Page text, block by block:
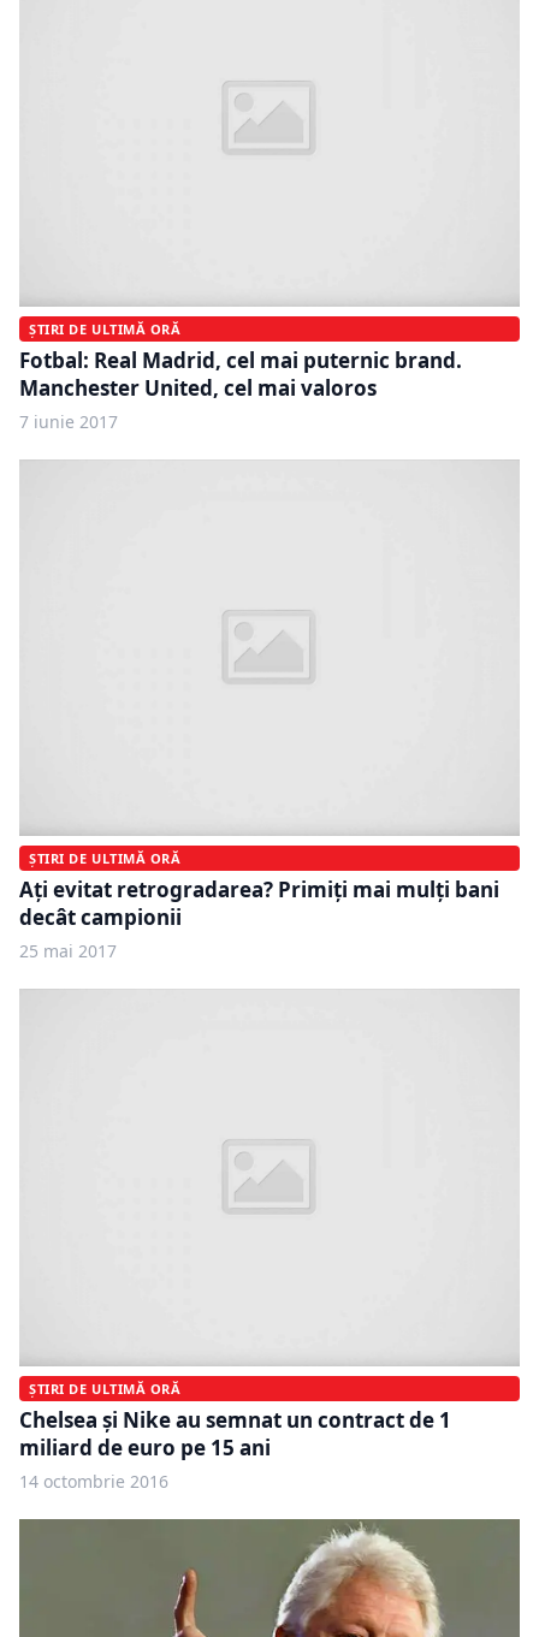
ȘTIRI DE ULTIMĂ ORĂ
Fotbal: Real Madrid, cel mai puternic brand.
Manchester United, cel mai valoros
7 iunie 2017
ȘTIRI DE ULTIMĂ ORĂ
Ați evitat retrogradarea? Primiți mai mulți bani
decât campionii
25 mai 2017
ȘTIRI DE ULTIMĂ ORĂ
Chelsea şi Nike au semnat un contract de 1
miliard de euro pe 15 ani
14 octombrie 2016